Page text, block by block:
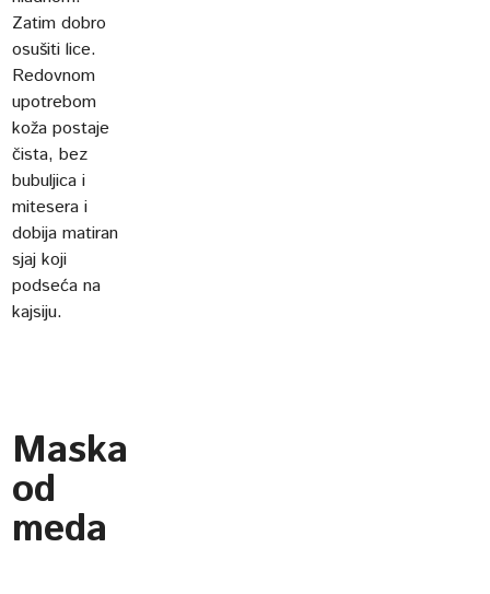
Zatim dobro
osušiti lice.
Redovnom
upotrebom
koža postaje
čista, bez
bubuljica i
mitesera i
dobija matiran
sjaj koji
podseća na
kajsiju.
Maska
od
meda